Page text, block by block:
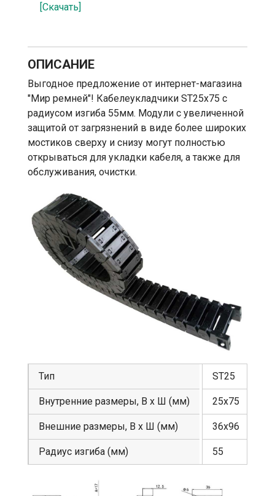
[Скачать]
ОПИСАНИЕ
Выгодное предложение от интернет-магазина
"Мир ремней"! Кабелеукладчики ST25х75 с
радиусом изгиба 55мм. Модули с увеличенной
защитой от загрязнений в виде более широких
мостиков сверху и снизу могут полностью
открываться для укладки кабеля, а также для
обслуживания, очистки.
Тип
Внутренние размеры, В х Ш (мм)
Внешние размеры, В х Ш (мм)
Радиус изгиба (мм)
ST25
25х75
36х96
55